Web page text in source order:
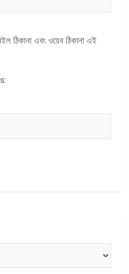
ঠিকানা এবং ওয়েব ঠিকানা এই